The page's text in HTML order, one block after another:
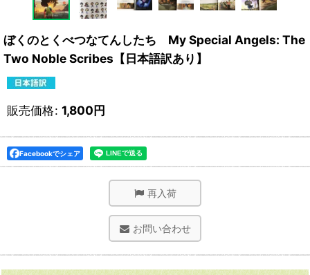
ぼくのとくべつなてんしたち My Special Angels: The
Two Noble Scribes【日本語訳あり】
販売価格: 1,800円
Facebookでシェア
再入荷
お問い合わせ